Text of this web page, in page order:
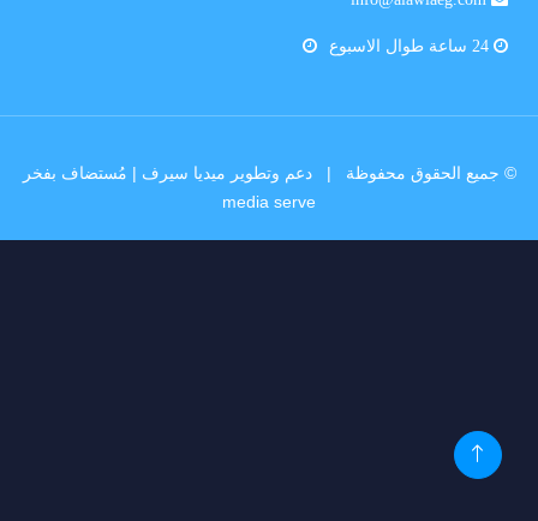
© جميع الحقوق محفوظة |دعم وتطوير ميديا سيرف | مُستضاف بفخر
media serve